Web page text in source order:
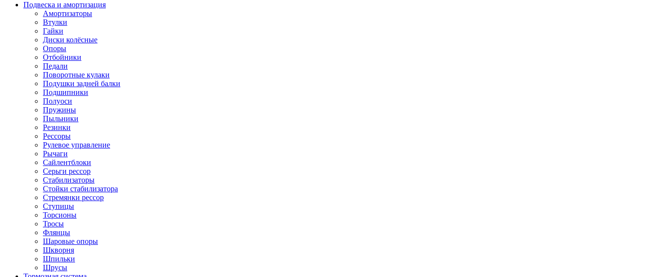
Подвеска и амортизация
Амортизаторы
Втулки
Гайки
Диски колёсные
Опоры
Отбойники
Педали
Поворотные кулаки
Подушки задней балки
Подшипники
Полуоси
Пружины
Пыльники
Резинки
Рессоры
Рулевое управление
Рычаги
Сайлентблоки
Серьги рессор
Стабилизаторы
Стойки стабилизатора
Стремянки рессор
Ступицы
Торсионы
Тросы
Флянцы
Шаровые опоры
Шкворня
Шпильки
Шрусы